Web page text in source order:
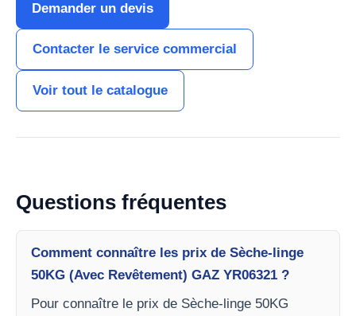
Demander un devis
Contacter le service commercial
Voir tout le catalogue
Questions fréquentes
Comment connaître les prix de Sèche-linge
50KG (Avec Revêtement) GAZ YR06321 ?
Pour connaître le prix de Sèche-linge 50KG